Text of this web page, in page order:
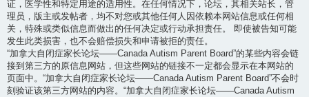
证，医学性和特定用途的适用性。在任何情况下，论坛，其相关站长，管
理员，版主或发帖者，均不对您或其他任何人因依赖本网站信息或任何相
关，特殊或类似信息而做出的任何决定或行动承担责任。 即使被告知可能
发生此类损害，也不会赔偿损失和申请被拒的责任。
“加拿大自闭症家长论坛——Canada Autism Parent Board”的某些内容会链
接到第三方的原信息网站，但这些网站的链接不一定都会显示在本网站的
页面中。“加拿大自闭症家长论坛——Canada Autism Parent Board”不会时
刻验证该第三方网站的内容。“加拿大自闭症家长论坛——Canada Autism